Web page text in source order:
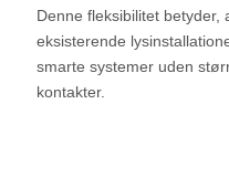
Denne fleksibilitet
eksisterende
smarte systemer uden
kontakter.